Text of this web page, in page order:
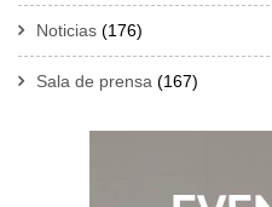
Noticias (176)
Sala de prensa (167)